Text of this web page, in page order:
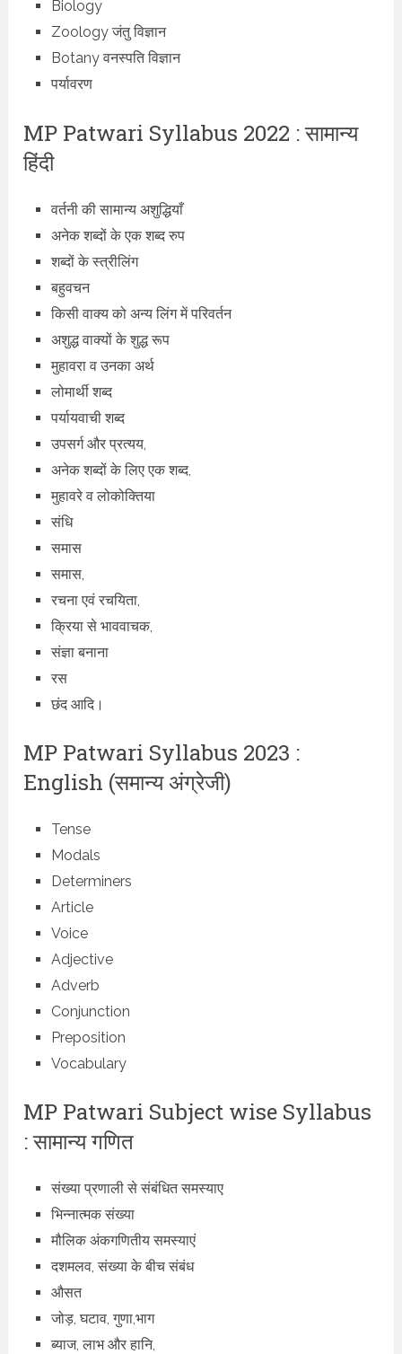
Biology
Zoology जंतु विज्ञान
Botany वनस्पति विज्ञान
पर्यावरण
MP Patwari Syllabus 2022 : सामान्य
हिंदी
वर्तनी की सामान्य अशुद्धियाँ
अनेक शब्दों के एक शब्द रुप
शब्दों के स्त्रीलिंग
बहुवचन
किसी वाक्य को अन्य लिंग में परिवर्तन
अशुद्ध वाक्यों के शुद्ध रूप
मुहावरा व उनका अर्थ
लोमार्थी शब्द
पर्यायवाची शब्द
उपसर्ग और प्रत्यय,
अनेक शब्दों के लिए एक शब्द,
मुहावरे व लोकोक्तिया
संधि
समास
समास,
रचना एवं रचयिता,
क्रिया से भाववाचक,
संज्ञा बनाना
रस
छंद आदि।
MP Patwari Syllabus 2023 :
English (समान्य अंग्रेजी)
Tense
Modals
Determiners
Article
Voice
Adjective
Adverb
Conjunction
Preposition
Vocabulary
MP Patwari Subject wise Syllabus
: सामान्य गणित
संख्या प्रणाली से संबंधित समस्याए
भिन्नात्मक संख्या
मौलिक अंकगणितीय समस्याएं
दशमलव, संख्या के बीच संबंध
औसत
जोड़, घटाव, गुणा,भाग
ब्याज, लाभ और हानि,